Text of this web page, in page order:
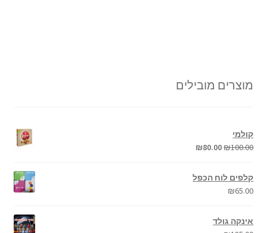
מוצרים מובילים
קולמי
₪100.00
₪80.00
קלפים לוח הכפל
₪65.00
אינקה גולד